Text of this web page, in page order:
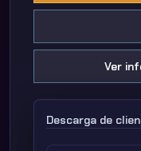
Ver
Descarga de